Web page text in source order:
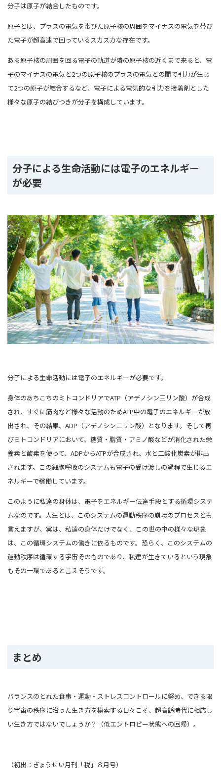
分子は原子が結合したものです。
原子とは、プラスの電気を帯びた原子核の周囲をマイナスの電気を帯び
た電子が超高速で回っているスカスカな存在です。
ある原子核の周囲を回る電子の軌道が隣の原子核の近くまで来ると、電
子のマイナスの電気と2つの原子核のプラスの電気との間で引力が生じ
て2つの原子が結合するなど、電子による電気的な引力を接着剤とした
様々な原子の結びつきが分子を構成しています。
分子による生命活動には電子のエネルギー
が必要
分子による生命活動には電子のエネルギーが必要です。
身体のあちこちのミトコンドリアでATP（アデノシン三リン酸）が合成
され、すぐに筋肉など様々な活動のためATP中の電子のエネルギーが放
出され、その結果、ADP（アデノシン二リン酸）となります。そして再
びミトコンドリアにおいて、糖質・脂質・アミノ酸などが消化された栄
養素と酸素を使って、ADPからATPが合成され、水と二酸化炭素が排出
されます。この細胞呼吸のシステムも電子の受け渡しの過程で生じるエ
ネルギーで稼働しています。
このように私達の身体は、電子をエネルギー伝達手段とする循環システ
ムなのです。人生とは、このシステムの運動秩序の崩壊のプロセスとも
言えますが、実は、私達の身体だけでなく、この世の中の様々な現象
は、この循環システムの働きに依るものです。恐らく、このシステムの
運動秩序は循環する宇宙そのものであり、私達が生きているという現象
もその一環であると言えそうです。
まとめ
バランスのとれた食事・運動・ストレスコントロールに努め、できる限
り宇宙の秩序に沿った生き方を模索する日々こそ、超高齢時代に相応し
い生き方ではないでしょうか？（低エントロピー状態への回帰）。
（初出：ぎょうせい月刊「税」８月号）